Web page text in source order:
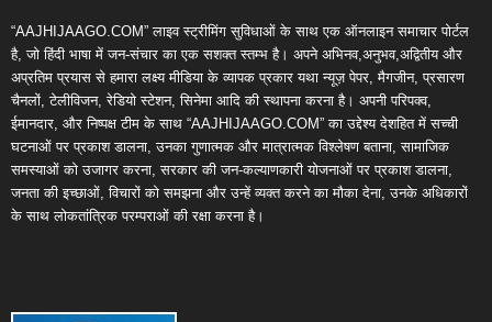
“AAJHIJAAGO.COM” लाइव स्ट्रीमिंग सुविधाओं के साथ एक ऑनलाइन समाचार पोर्टल
है, जो हिंदी भाषा में जन-संचार का एक सशक्त स्तम्भ है। अपने अभिनव,अनुभव,अद्वितीय और
अप्रतिम प्रयास से हमारा लक्ष्य मीडिया के व्यापक प्रकार यथा न्यूज़ पेपर, मैगजीन, प्रसारण
चैनलों, टेलीविजन, रेडियो स्टेशन, सिनेमा आदि की स्थापना करना है। अपनी परिपक्व,
ईमानदार, और निष्पक्ष टीम के साथ “AAJHIJAAGO.COM” का उद्देश्य देशहित में सच्ची
घटनाओं पर प्रकाश डालना, उनका गुणात्मक और मात्रात्मक विश्लेषण बताना, सामाजिक
समस्याओं को उजागर करना, सरकार की जन-कल्याणकारी योजनाओं पर प्रकाश डालना,
जनता की इच्छाओं, विचारों को समझना और उन्हें व्यक्त करने का मौका देना, उनके अधिकारों
के साथ लोकतांत्रिक परम्पराओं की रक्षा करना है।